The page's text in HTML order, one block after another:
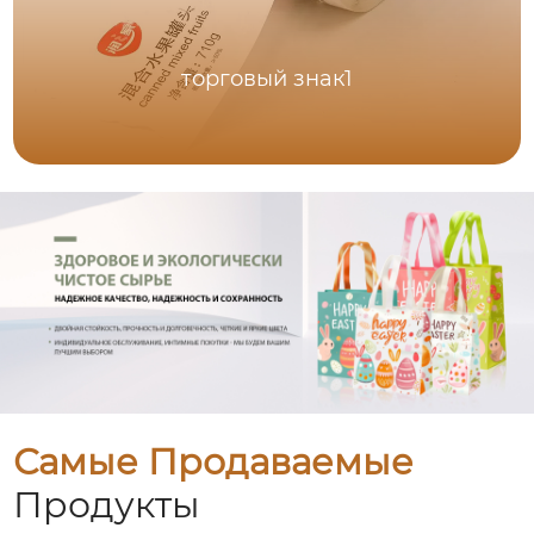
торговый знак1
Самые Продаваемые
Продукты